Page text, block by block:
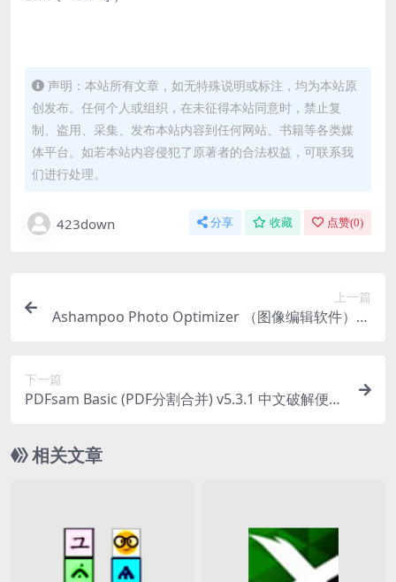
声明：本站所有文章，如无特殊说明或标注，均为本站原
创发布。任何个人或组织，在未征得本站同意时，禁止复
制、盗用、采集、发布本站内容到任何网站、书籍等各类媒
体平台。如若本站内容侵犯了原著者的合法权益，可联系我
们进行处理。
423down 分享 收藏 点赞(0)
上一篇
Ashampoo Photo Optimizer （图像编辑软件）v1
下一篇
PDFsam Basic (PDF分割合并) v5.3.1 中文破解便携
相关文章